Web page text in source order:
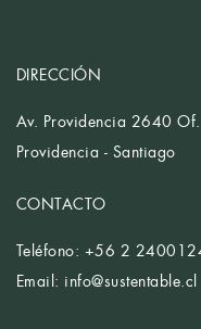
DIRECCIÓN
Av. Providencia 2640
Providencia - Santiago
CONTACTO
Teléfono: +56 2
Email: info@sustentable.cl